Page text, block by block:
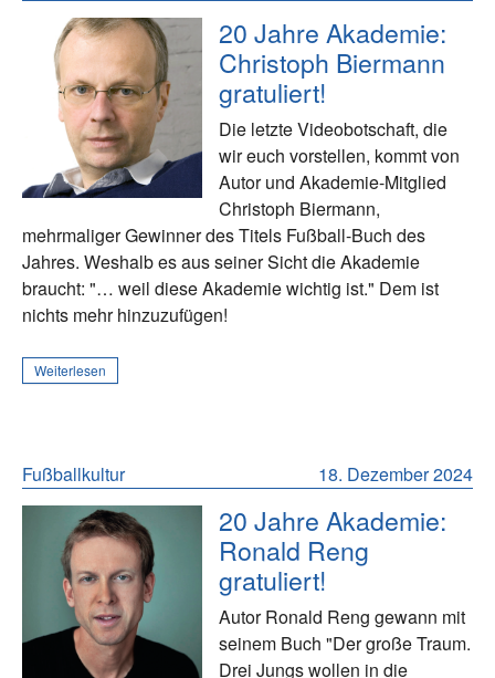
20 Jahre Akademie:
Christoph Biermann
gratuliert!
Die letzte Videobotschaft, die
wir euch vorstellen, kommt von
Autor und Akademie-Mitglied
Christoph Biermann,
mehrmaliger Gewinner des Titels Fußball-Buch des
Jahres. Weshalb es aus seiner Sicht die Akademie
braucht: "… weil diese Akademie wichtig ist." Dem ist
nichts mehr hinzuzufügen!
Weiterlesen
18. Dezember 2024
Fußballkultur
20 Jahre Akademie:
Ronald Reng
gratuliert!
Autor Ronald Reng gewann mit
seinem Buch "Der große Traum.
Drei Jungs wollen in die